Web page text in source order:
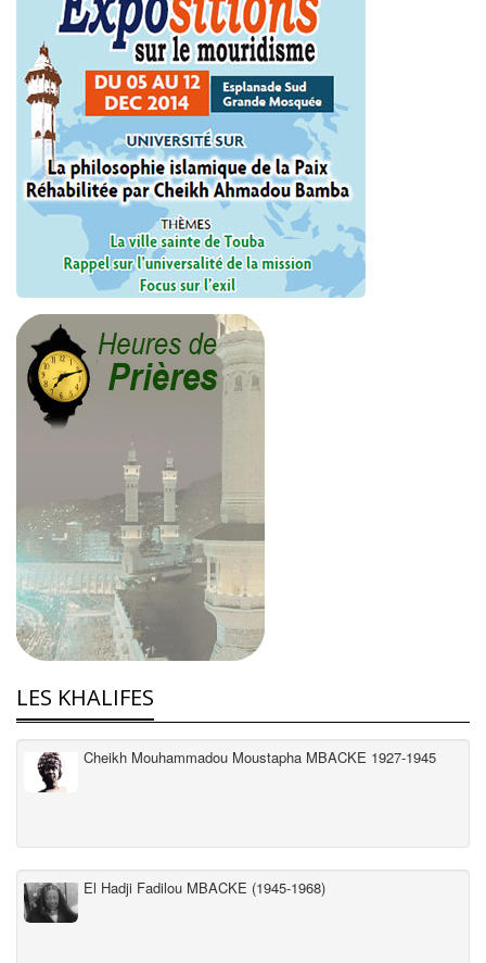
LES KHALIFES
Cheikh Mouhammadou Moustapha MBACKE 1927-1945
El Hadji Fadilou MBACKE (1945-1968)